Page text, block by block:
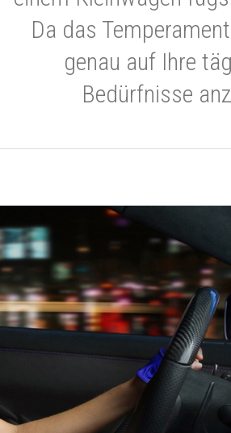
Da das
genau auf Ihre
Bedürfnisse